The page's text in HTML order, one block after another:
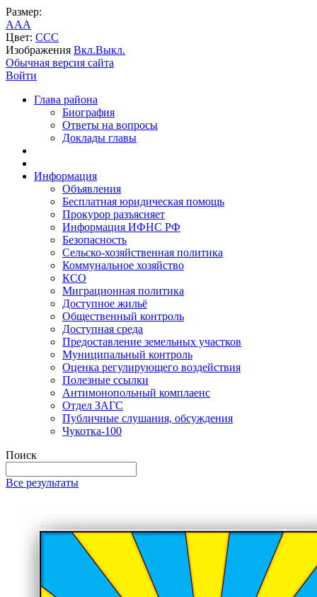
Размер:
AAA
Цвет: CCC
Изображения Вкл.Выкл.
Обычная версия сайта
Войти
Глава района
Биография
Ответы на вопросы
Доклады главы
Информация
Объявления
Бесплатная юридическая помощь
Прокурор разъясняет
Информация ИФНС РФ
Безопасность
Сельско-хозяйственная политика
Коммунальное хозяйство
КСО
Миграционная политика
Доступное жильё
Общественный контроль
Доступная среда
Предоставление земельных участков
Муниципальный контроль
Оценка регулирующего воздействия
Полезные ссылки
Антимонопольный комплаенс
Отдел ЗАГС
Публичные слушания, обсуждения
Чукотка-100
Поиск
Все результаты